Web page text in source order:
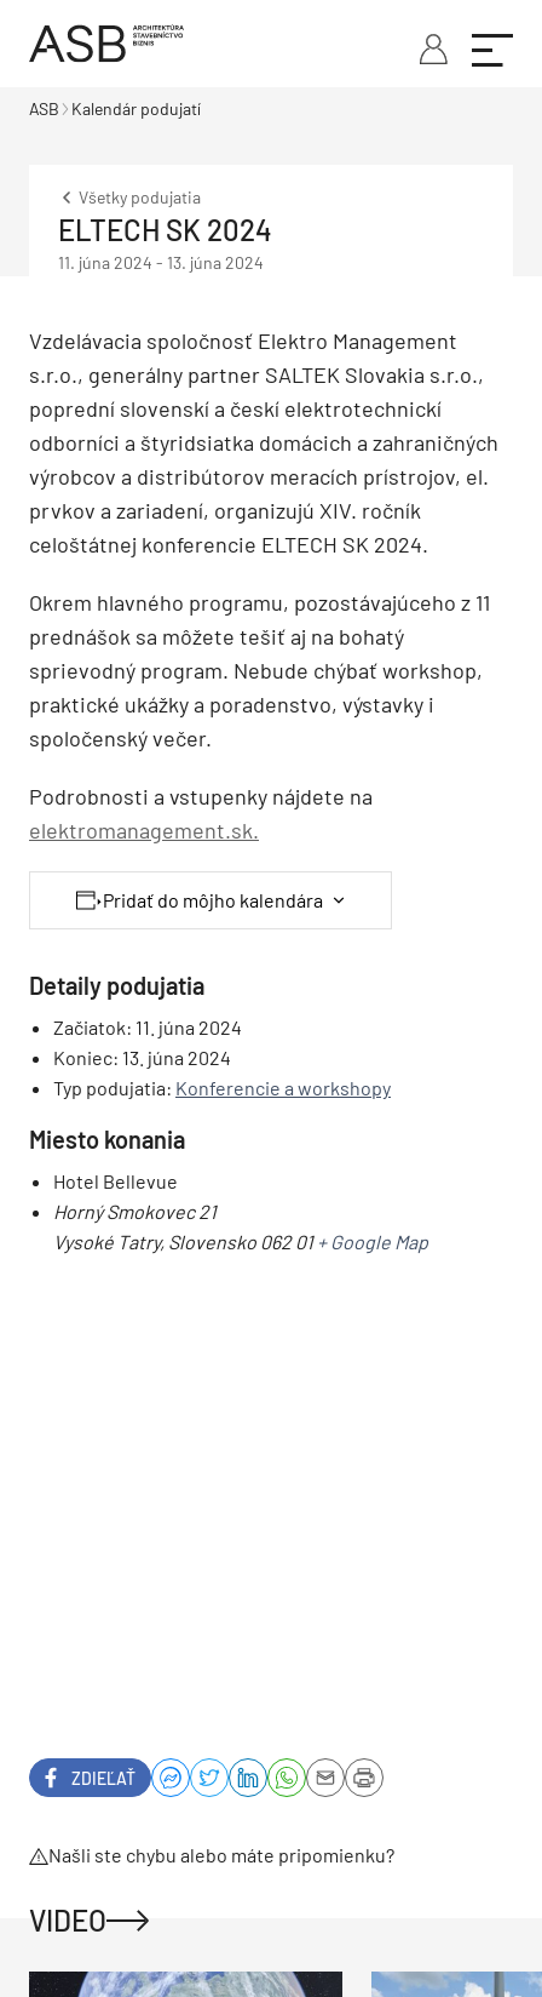
ASB Kalendár podujatí
Všetky podujatia
ELTECH SK 2024
11. júna 2024 - 13. júna 2024
Vzdelávacia spoločnosť Elektro Management
s.r.o., generálny partner SALTEK Slovakia s.r.o.,
poprední slovenskí a českí elektrotechnickí
odborníci a štyridsiatka domácich a zahraničných
výrobcov a distribútorov meracích prístrojov, el.
prvkov a zariadení, organizujú XIV. ročník
celoštátnej konferencie ELTECH SK 2024.
Okrem hlavného programu, pozostávajúceho z 11
prednášok sa môžete tešiť aj na bohatý
sprievodný program. Nebude chýbať workshop,
praktické ukážky a poradenstvo, výstavky i
spoločenský večer.
Podrobnosti a vstupenky nájdete na
elektromanagement.sk.
Pridať do môjho kalendára
Detaily podujatia
Začiatok: 11. júna 2024
Koniec: 13. júna 2024
Typ podujatia: Konferencie a workshopy
Miesto konania
Hotel Bellevue
Horný Smokovec 21
Vysoké Tatry, Slovensko 062 01 + Google Map
ZDIEĽAŤ
Našli ste chybu alebo máte pripomienku?
VIDEO